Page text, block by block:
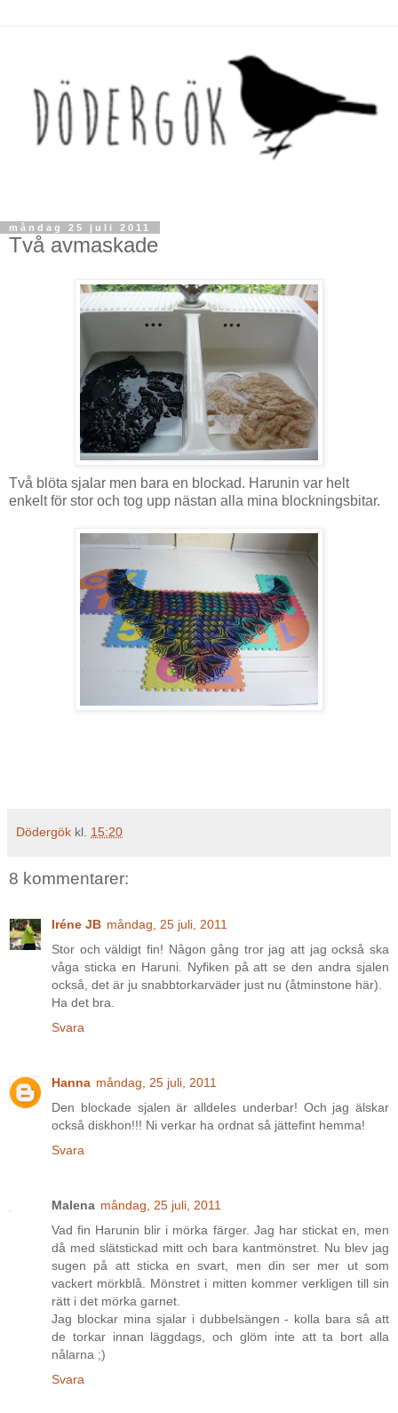
måndag 25 juli 2011
Två avmaskade
Två blöta sjalar men bara en blockad. Harunin var helt
enkelt för stor och tog upp nästan alla mina blockningsbitar.
Dödergök kl. 15:20
8 kommentarer:
Iréne JB måndag, 25 juli, 2011
Stor och väldigt fin! Någon gång tror jag att jag också ska
våga sticka en Haruni. Nyfiken på att se den andra sjalen
också, det är ju snabbtorkarväder just nu (åtminstone här).
Ha det bra.
Svara
Hanna måndag, 25 juli, 2011
Den blockade sjalen är alldeles underbar! Och jag älskar
också diskhon!!! Ni verkar ha ordnat så jättefint hemma!
Svara
Malena måndag, 25 juli, 2011
Vad fin Harunin blir i mörka färger. Jag har stickat en, men
då med slätstickad mitt och bara kantmönstret. Nu blev jag
sugen på att sticka en svart, men din ser mer ut som
vackert mörkblå. Mönstret i mitten kommer verkligen till sin
rätt i det mörka garnet.
Jag blockar mina sjalar i dubbelsängen - kolla bara så att
de torkar innan läggdags, och glöm inte att ta bort alla
nålarna ;)
Svara